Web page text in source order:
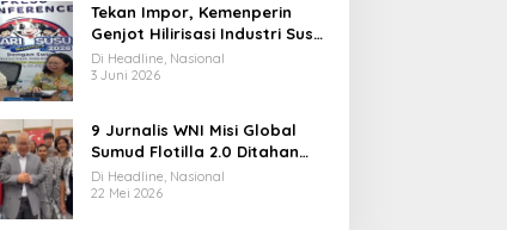
Tekan Impor, Kemenperin
Genjot Hilirisasi Industri Susu
Lewat Momen Hari Susu
Nusantara 2026
Di Headline, Nasional
3 Juni 2026
9 Jurnalis WNI Misi Global
Sumud Flotilla 2.0 Ditahan
Militer Israel, Kini Dibebaskan
dan Dievakuasi ke Istanbul
Di Headline, Nasional
22 Mei 2026